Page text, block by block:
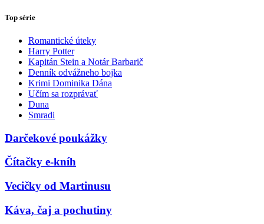
Top série
Romantické úteky
Harry Potter
Kapitán Stein a Notár Barbarič
Denník odvážneho bojka
Krimi Dominika Dána
Učím sa rozprávať
Duna
Smradi
Darčekové poukážky
Čítačky e-kníh
Vecičky od Martinusu
Káva, čaj a pochutiny